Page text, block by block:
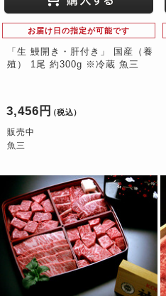
お届け日の指定が可能です
「生 鰻開き・肝付き」 国産（養
殖） 1尾 約300g ※冷蔵 魚三
3,456円 （税込）
販売中
魚三